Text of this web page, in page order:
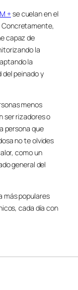
+se cuelan en el
Concretamente,
capaz de
la
la
peinado y
menos
ser rizadores o
persona que
no te olvides
como un
general del
más populares
cada día con